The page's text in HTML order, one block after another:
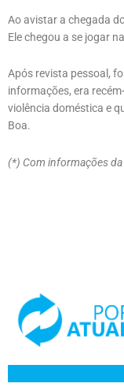
Ao avistar a chegada
Ele chegou a se jogar
Após revista pessoal,
informações, era
violência doméstica e
Boa.
(*) Com informações